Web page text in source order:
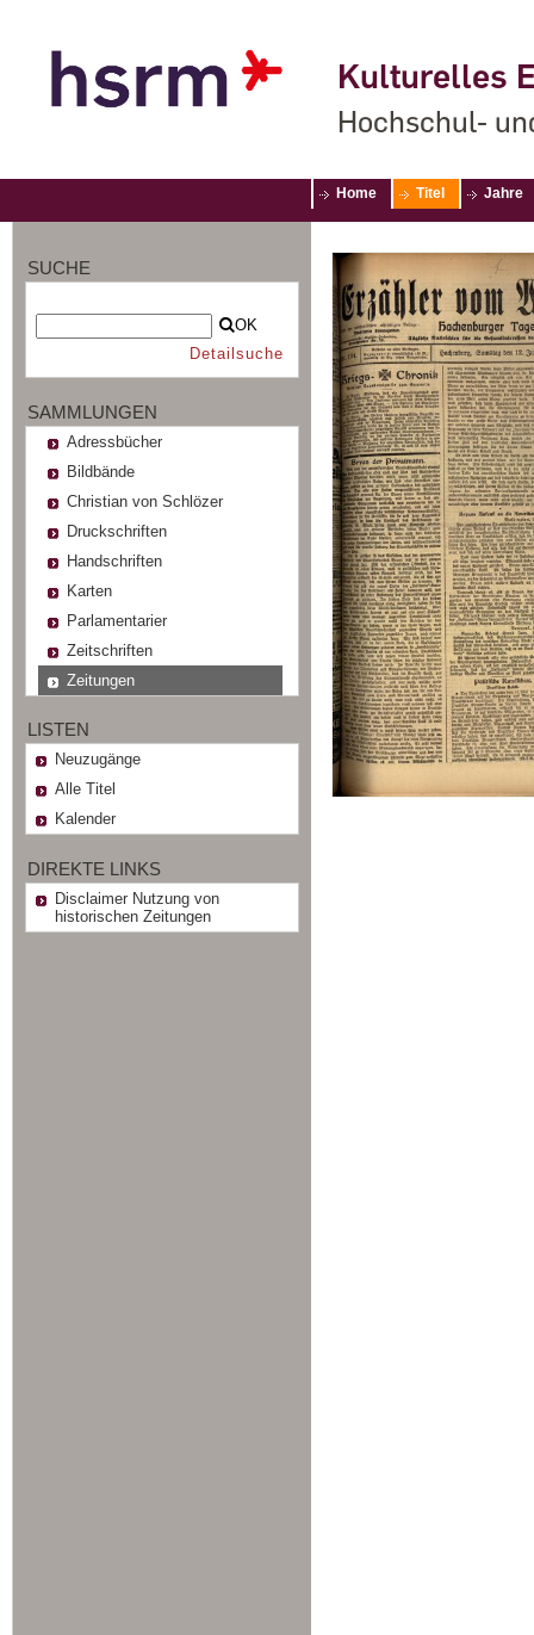
Kulturelles
Hochschul-
Home Titel Jahre
SUCHE
OK
Detailsuche
SAMMLUNGEN
Adressbücher
Bildbände
Christian von Schlözer
Druckschriften
Handschriften
Karten
Parlamentarier
Zeitschriften
Zeitungen
LISTEN
Neuzugänge
Alle Titel
Kalender
DIREKTE LINKS
Disclaimer Nutzung von
historischen Zeitungen